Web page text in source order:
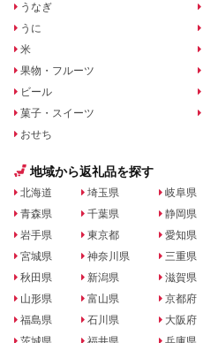
うなぎ
うに
米
果物・フルーツ
ビール
菓子・スイーツ
おせち
地域から返礼品を探す
北海道
青森県
岩手県
宮城県
秋田県
山形県
福島県
埼玉県
千葉県
東京都
神奈川県
新潟県
富山県
石川県
岐阜県
静岡県
愛知県
三重県
滋賀県
京都府
大阪府